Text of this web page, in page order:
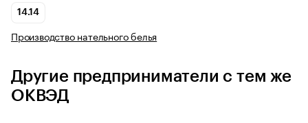
14.14
Производство нательного белья
Другие предприниматели с тем же
ОКВЭД